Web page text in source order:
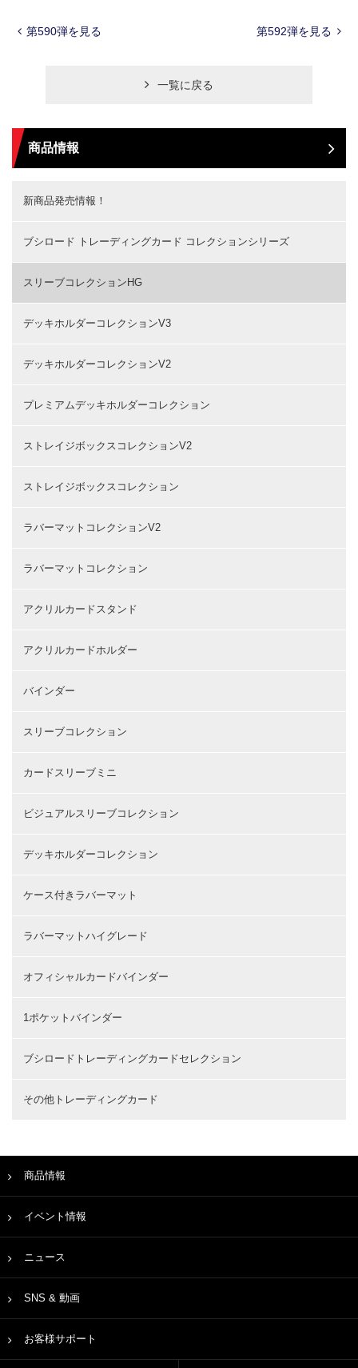
第590弾を見る
一覧に戻る
第592弾を見る
商品情報
新商品発売情報！
ブシロード トレーディングカード コレクションシリーズ
スリーブコレクションHG
デッキホルダーコレクションV3
デッキホルダーコレクションV2
プレミアムデッキホルダーコレクション
ストレイジボックスコレクションV2
ストレイジボックスコレクション
ラバーマットコレクションV2
ラバーマットコレクション
アクリルカードスタンド
アクリルカードホルダー
バインダー
スリーブコレクション
カードスリーブミニ
ビジュアルスリーブコレクション
デッキホルダーコレクション
ケース付きラバーマット
ラバーマットハイグレード
オフィシャルカードバインダー
1ポケットバインダー
ブシロードトレーディングカードセレクション
その他トレーディングカード
商品情報
イベント情報
ニュース
SNS & 動画
お客様サポート